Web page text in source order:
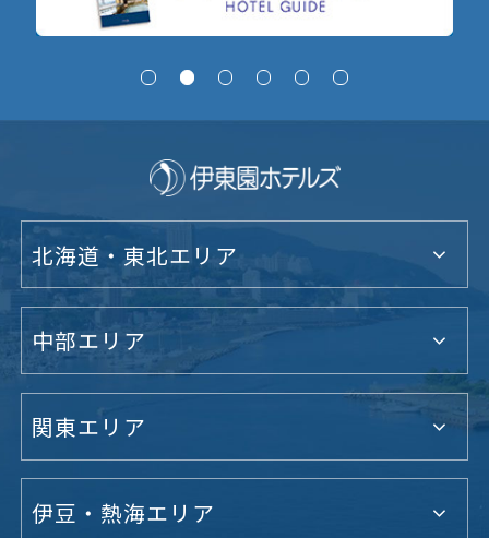
北海道・東北エリア
中部エリア
関東エリア
伊豆・熱海エリア